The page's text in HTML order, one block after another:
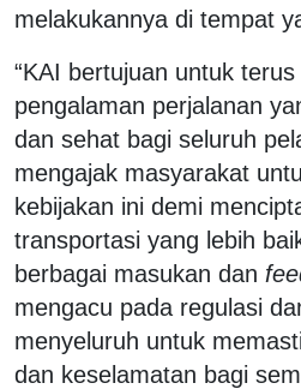
melakukannya di tempat
“KAI bertujuan untuk
pengalaman perjalanan
dan sehat bagi seluruh
mengajak masyarakat
kebijakan ini demi
transportasi yang lebih
berbagai masukan dan
mengacu pada regulasi
menyeluruh untuk
dan keselamatan bagi